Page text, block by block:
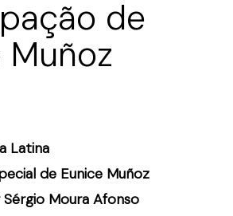
de
Muñoz
Latina
de Eunice Muñoz
Moura Afonso